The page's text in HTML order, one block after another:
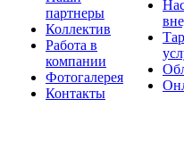
партнеры
Коллектив
Работа в
компании
Фотогалерея
Контакты